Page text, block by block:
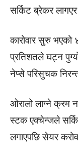
सर्किट ब्रेकर
कारोवार सुरु
प्रतिशतले घट्न
नेप्से परिसुचक
ओरालो लाग्ने क्रम
स्टक एक्चेन्जले
लगाएपछि सेयर